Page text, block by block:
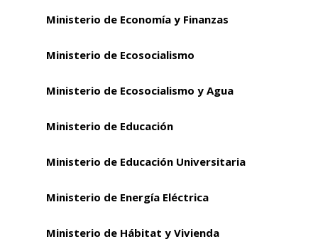
Ministerio de Economía y Finanzas
Ministerio de Ecosocialismo
Ministerio de Ecosocialismo y Agua
Ministerio de Educación
Ministerio de Educación Universitaria
Ministerio de Energía Eléctrica
Ministerio de Hábitat y Vivienda